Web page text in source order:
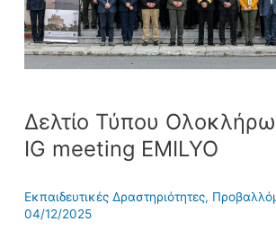
Δελτίο Τύπου
IG meeting EMILYO
Εκπαιδευτικές Δραστηριότητες,
04/12/2025